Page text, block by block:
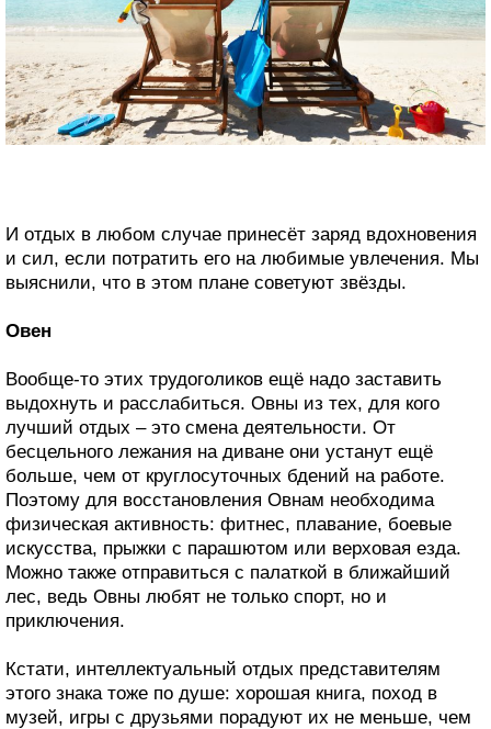
И отдых в любом случае принесёт заряд вдохновения
и сил, если потратить его на любимые увлечения. Мы
выяснили, что в этом плане советуют звёзды.
Овен
Вообще-то этих трудоголиков ещё надо заставить
выдохнуть и расслабиться. Овны из тех, для кого
лучший отдых – это смена деятельности. От
бесцельного лежания на диване они устанут ещё
больше, чем от круглосуточных бдений на работе.
Поэтому для восстановления Овнам необходима
физическая активность: фитнес, плавание, боевые
искусства, прыжки с парашютом или верховая езда.
Можно также отправиться с палаткой в ближайший
лес, ведь Овны любят не только спорт, но и
приключения.
Кстати, интеллектуальный отдых представителям
этого знака тоже по душе: хорошая книга, поход в
музей, игры с друзьями порадуют их не меньше, чем